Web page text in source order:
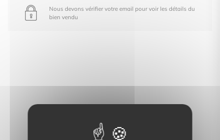
Nous devons vérifier votre email pour voir les détails du
bien vendu